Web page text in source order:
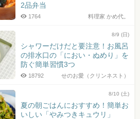
2品弁当
料理家 かめ代。
1764
8/9 (日)
シャワーだけだと要注意！お風呂
の排水口の「におい・ぬめり」を
防ぐ簡単習慣3つ
せのお愛（クリンネスト）
18792
8/10 (土)
夏の朝ごはんにおすすめ！簡単お
いしい「やみつきキュウリ」